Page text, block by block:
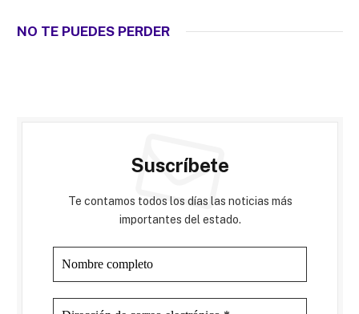
NO TE PUEDES PERDER
Suscríbete
Te contamos todos los días las noticias más
importantes del estado.